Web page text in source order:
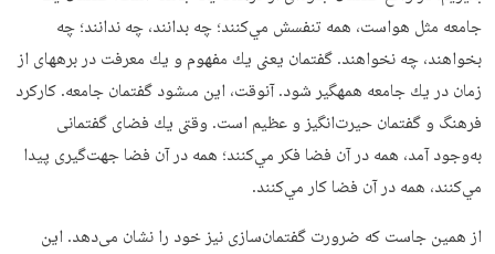
جامعه مثل هواست، همه تنفسش مي‌كنند؛ چه بدانند، چه ندانند؛ چه
بخواهند، چه نخواهند. گفتمان‏ يعنى يك مفهوم و يك معرفت در برهه‏اى از
زمان در يك جامعه همه‏گير شود. آن‏وقت، اين مى‏شود گفتمان‏ جامعه. کارکرد
فرهنگ و گفتمان حیرت‌انگیز و عظیم است. وقتى يك فضاى گفتمانى
به‌وجود آمد، همه در آن فضا فكر مي‌كنند؛ همه در آن فضا جهت‌گيرى پيدا
مي‌كنند، همه در آن فضا كار مي‌كنند.
از همین جاست که ضرورت گفتمان‌سازی نیز خود را نشان می‌دهد. اين